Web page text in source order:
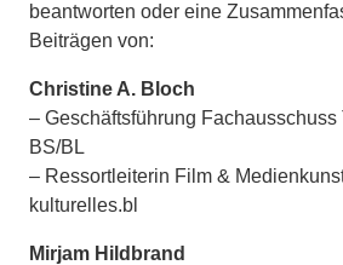
beantworten oder eine
Beiträgen von:
Christine A. Bloch
– Geschäftsführung Fachausschuss
BS/BL
– Ressortleiterin Film &
kulturelles.bl
Mirjam Hildbrand